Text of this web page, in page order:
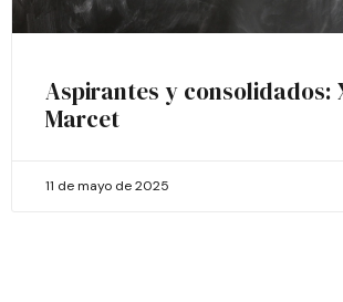
Aspirantes y consolidados:
Marcet
11 de mayo de 2025